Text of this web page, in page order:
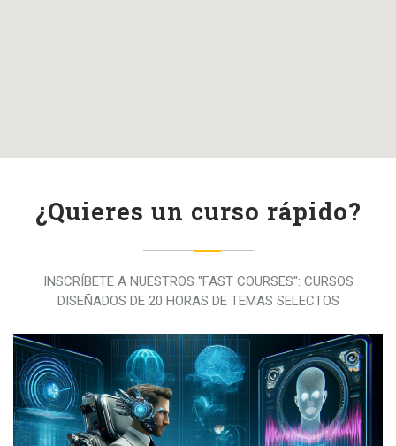
¿Quieres un curso rápido?
INSCRÍBETE A NUESTROS "FAST COURSES": CURSOS
DISEÑADOS DE 20 HORAS DE TEMAS SELECTOS